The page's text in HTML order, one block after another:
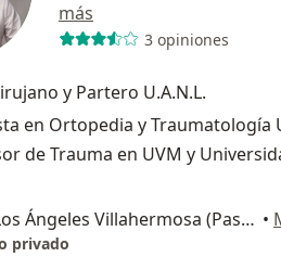
más
3 opiniones
y Partero U.A.N.L.
en Ortopedia y Traumatología
de Trauma en UVM y
Hospital Los Ángeles Villahermosa (Paseo Usumacinta 2085, Tabasco 2000), Villahermosa •
privado